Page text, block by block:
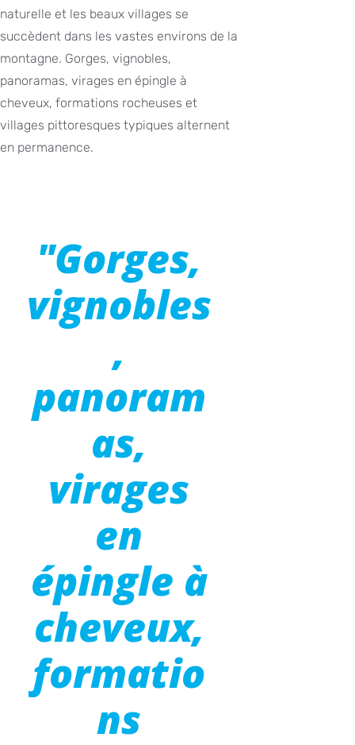
naturelle et les beaux villages se
succèdent dans les vastes environs de la
montagne. Gorges, vignobles,
panoramas, virages en épingle à
cheveux, formations rocheuses et
villages pittoresques typiques alternent
en permanence.
"Gorges,
vignobles
,
panoram
as,
virages
en
épingle à
cheveux,
formatio
ns